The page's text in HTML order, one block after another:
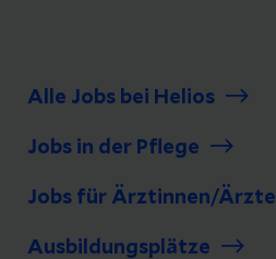
Alle Jobs bei Helios
Jobs in der Pflege
Jobs für Ärztinnen/Ärzte
Ausbildungsplätze